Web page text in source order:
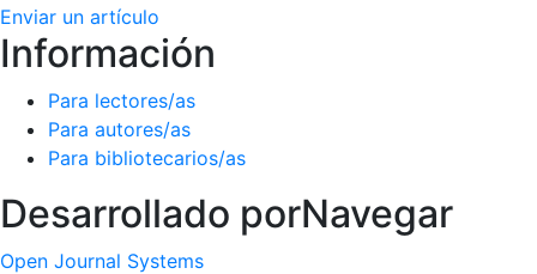
Enviar un artículo
Información
Para lectores/as
Para autores/as
Para bibliotecarios/as
Desarrollado por
Open Journal Systems
Navegar